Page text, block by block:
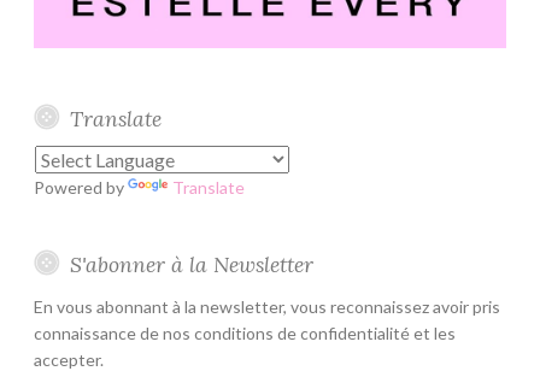
Translate
Powered by Translate
S'abonner à la Newsletter
En vous abonnant à la newsletter, vous reconnaissez avoir pris
connaissance de nos conditions de confidentialité et les
accepter.